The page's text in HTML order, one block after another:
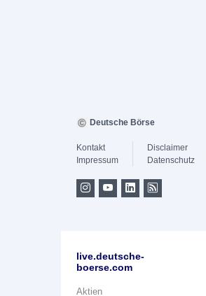
Deutsche Börse
Kontakt
Impressum
Disclaimer
Datenschutz
live.deutsche-
boerse.com
Aktien